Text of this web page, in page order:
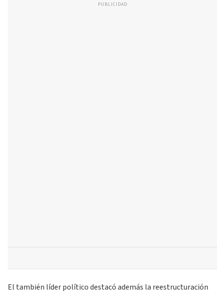
PUBLICIDAD
El también líder político destacó además la reestructuración